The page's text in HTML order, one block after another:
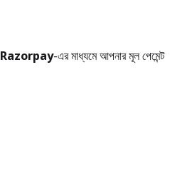
Razorpay-এর মাধ্যমে আপনার মূল পেমেন্ট